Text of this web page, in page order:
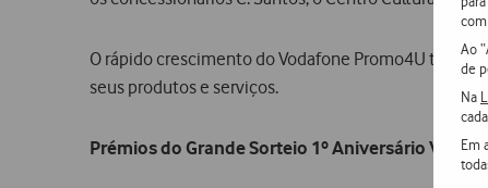
Ao
de
Na
Em
O rápido crescimento do Vodafone Promo4U tem
seus produtos e serviços.
Prémios do Grande Sorteio 1º Aniversário